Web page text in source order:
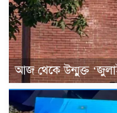
আজ থেকে উন্মুক্ত